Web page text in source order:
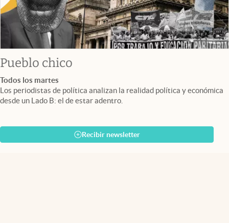
Pueblo chico
Todos los martes
Los periodistas de política analizan la realidad política y económica
desde un Lado B: el de estar adentro.
Recibir newsletter